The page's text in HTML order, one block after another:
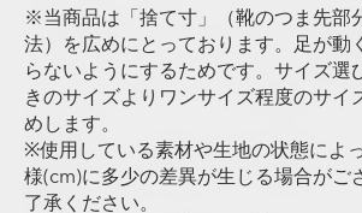
※当商品は「捨て寸」（靴のつま先部
法）を広めにとっております。足が動
らないようにするためです。サイズ選
きのサイズよりワンサイズ程度のサイ
めします。
※使用している素材や生地の状態によ
様(cm)に多少の差異が生じる場合がご
了承ください。